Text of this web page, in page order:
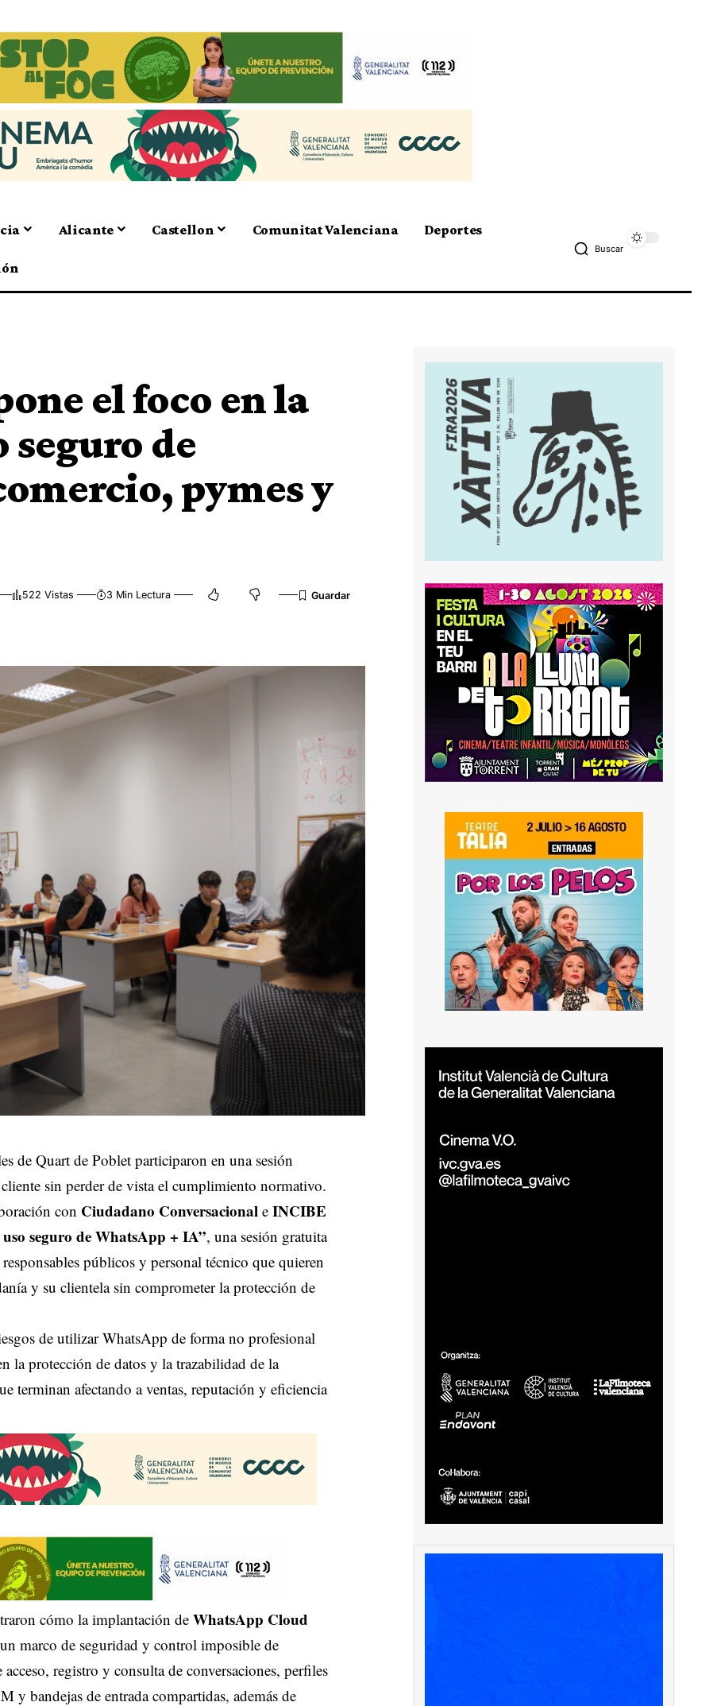
Alicante Castellon Comunitat Valenciana Deportes
Buscar
el foco en la
seguro de
pymes y
522 Vistas 3 Min Lectura
de Quart de Poblet participaron en una sesión
sin perder de vista el cumplimiento normativo.
con Ciudadano Conversacional eINCIBE
seguro de WhatsApp + IA”, una sesión gratuita
públicos y personal técnico que quieren
y su clientela sin comprometer la protección de
de utilizar WhatsApp de forma no profesional
la protección de datos y la trazabilidad de la
terminan afectando a ventas, reputación y eficiencia
cómo la implantación deWhatsApp Cloud
marco de seguridad y control imposible de
registro y consulta de conversaciones, perfiles
y bandejas de entrada compartidas, además de